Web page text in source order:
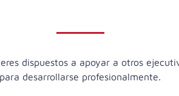
dispuestos a apoyar a otros
para desarrollarse profesionalmente.